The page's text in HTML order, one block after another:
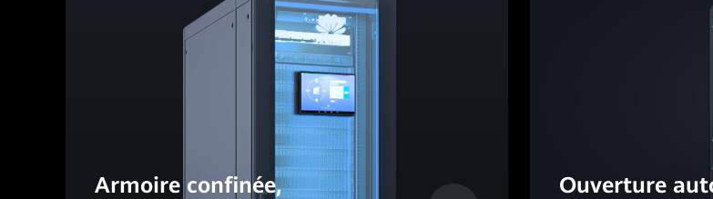
Armoire confinée,
Ouverture